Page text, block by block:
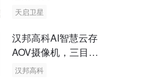
天启卫星
汉邦高科AI智慧云存
AOV摄像机，三目太
阳能多摄球机
汉邦高科